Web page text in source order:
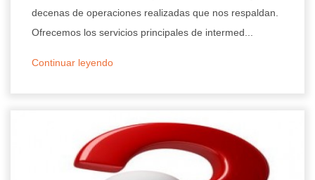
27/11/2025
decenas de operaciones realizadas que nos respaldan.
Ofrecemos los servicios principales de intermed...
Continuar leyendo